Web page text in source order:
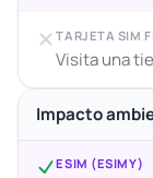
TARJETA SIM
Visita una
Impacto
ESIM (ESIMY)